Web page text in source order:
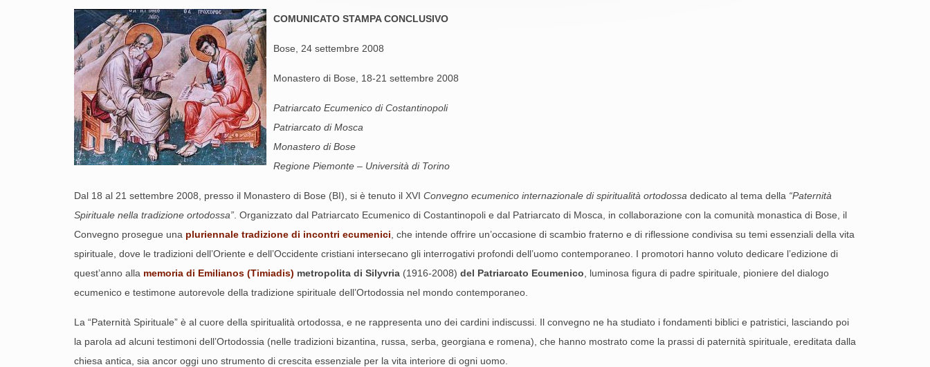
COMUNICATO STAMPA CONCLUSIVO
Bose, 24 settembre 2008
Monastero di Bose, 18-21 settembre 2008
Patriarcato Ecumenico di Costantinopoli
Patriarcato di Mosca
Monastero di Bose
Regione Piemonte – Università di Torino
Dal 18 al 21 settembre 2008, presso il Monastero di Bose (BI), si è tenuto il XVI Convegno ecumenico internazionale di spiritualità ortodossa dedicato al tema della “Paternità
Spirituale nella tradizione ortodossa” . Organizzato dal Patriarcato Ecumenico di Costantinopoli e dal Patriarcato di Mosca, in collaborazione con la comunità monastica di Bose, il
Convegno prosegue una pluriennale tradizione di incontri ecumenici , che intende offrire un’occasione di scambio fraterno e di riflessione condivisa su temi essenziali della vita
spirituale, dove le tradizioni dell’Oriente e dell’Occidente cristiani intersecano gli interrogativi profondi dell’uomo contemporaneo. I promotori hanno voluto dedicare l’edizione di
quest’anno alla memoria di Emilianos (Timiadis) metropolita di Silyvria (1916-2008) del Patriarcato Ecumenico , luminosa figura di padre spirituale, pioniere del dialogo
ecumenico e testimone autorevole della tradizione spirituale dell’Ortodossia nel mondo contemporaneo.
La “Paternità Spirituale” è al cuore della spiritualità ortodossa, e ne rappresenta uno dei cardini indiscussi. Il convegno ne ha studiato i fondamenti biblici e patristici, lasciando poi
la parola ad alcuni testimoni dell’Ortodossia (nelle tradizioni bizantina, russa, serba, georgiana e romena), che hanno mostrato come la prassi di paternità spirituale, ereditata dalla
chiesa antica, sia ancor oggi uno strumento di crescita essenziale per la vita interiore di ogni uomo.